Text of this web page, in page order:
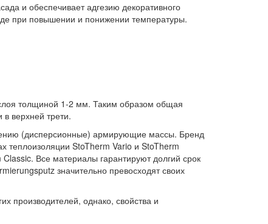
и обеспечивает адгезию декоративного
при повышении и понижении температуры.
толщиной 1-2 мм. Таким образом общая
верхней трети.
(дисперсионные) армирующие массы. Бренд
теплоизоляции StoTherm Vario и StoTherm
Все материалы гарантируют долгий срок
значительно превосходят своих
производителей, однако, свойства и